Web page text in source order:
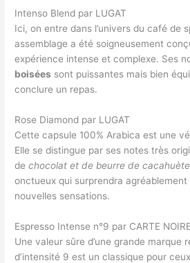
Intenso Blend par LUGAT
Ici, on entre dans l’univers du café de
assemblage a été soigneusement
expérience intense et complexe. Ses
boisées sont puissantes mais bien
conclure un repas.
Rose Diamond par LUGAT
Cette capsule 100% Arabica est une
Elle se distingue par ses notes très
dechocolat et de beurre de cacahuète
onctueux qui surprendra
nouvelles sensations.
Espresso Intense n°9 par CARTE NOIRE
Une valeur sûre d’une grande marque
d’intensité 9 est un classique pour